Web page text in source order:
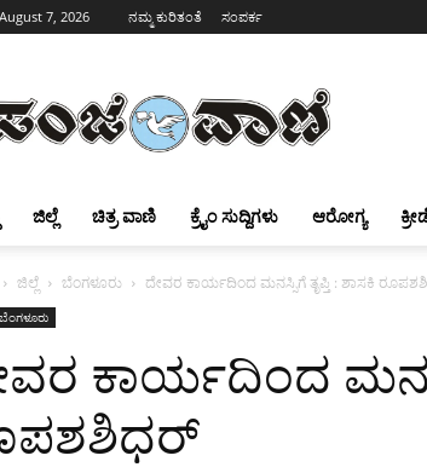
7, 2026 ನಮ್ಮ ಕುರಿತಂತೆ ಸಂಪರ್ಕ
ಜಿಲ್ಲೆ ಚಿತ್ರ ವಾಣಿ ಕ್ರೈಂ ಸುದ್ದಿಗಳು ಆರೋಗ್ಯ
ಜಿಲ್ಲೆ ಬೆಂಗಳೂರು ದೇವರ ಕಾರ್ಯದಿಂದ ಮನಸ್ಸಿಗೆ ತೃಪ್ತಿ : ಶಾಸಕಿ
ಬೆಂಗಳೂರು
ಕಾರ್ಯದಿಂದ